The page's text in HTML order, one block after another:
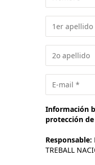
Información
protección
Responsable:
TREBALL